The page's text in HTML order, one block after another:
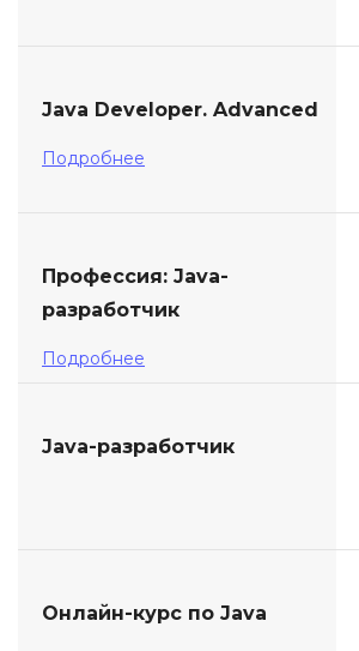
Java Developer. Advanced
Подробнее
Профессия: Java-
разработчик
Подробнее
Java-разработчик
Онлайн-курс по Java